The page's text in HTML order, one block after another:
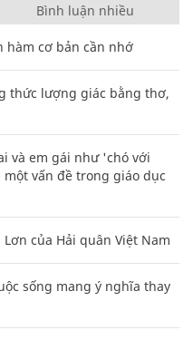
Bình luận nhiều
hàm cơ bản cần nhớ
thức lượng giác bằng thơ,
và em gái như 'chó với
vấn đề trong giáo dục
của Hải quân Việt Nam
sống mang ý nghĩa thay